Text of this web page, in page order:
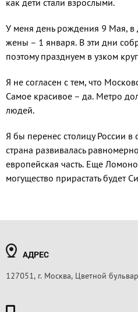
как дети стали взрослыми.
У меня день рождения 9 Мая,
жены – 1 января. В эти дни
поэтому празднуем в узком
Я не согласен с тем, что
Самое красивое – да. Метро
людей.
Я бы перенес столицу России в
страна развивалась
европейская часть. Еще
могущество прирастать будет
АДРЕС
127051, г. Москва, Цветной